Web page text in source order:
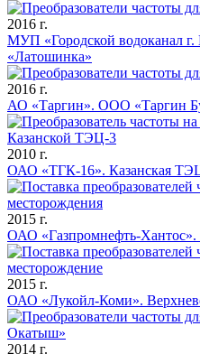
2016 г.
МУП «Городской водоканал
«Латошинка»
2016 г.
АО «Таргин». ООО «Таргин
2010 г.
ОАО «ТГК-16». Казанская
2015 г.
ОАО «Газпромнефть-Хантос».
2015 г.
ОАО «Лукойл-Коми».
2014 г.